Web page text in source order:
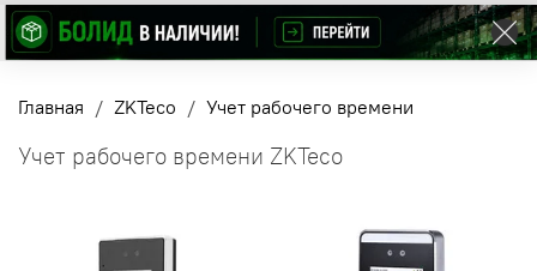
Главная ZKTeco Учет рабочего времени
Учет рабочего времени ZKTeco